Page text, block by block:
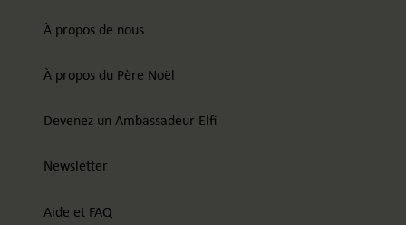
À propos de nous
À propos du Père Noël
Devenez un Ambassadeur Elfi
Newsletter
Aide et FAQ